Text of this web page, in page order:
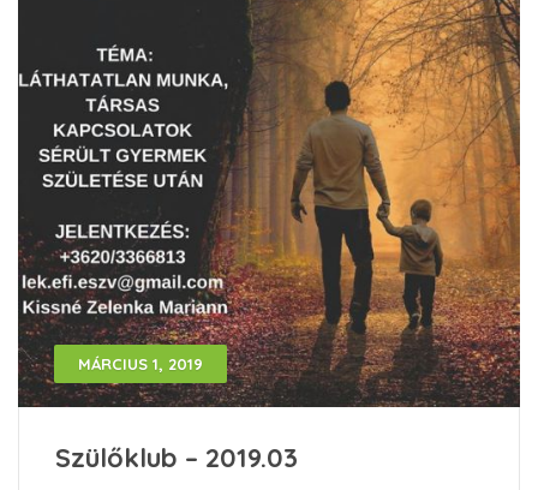
MÁRCIUS 1, 2019
Szülőklub – 2019.03